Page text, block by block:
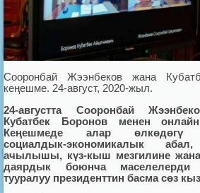
Сооронбай Жээнбеков жана
кеңешме. 24-август, 2020-жыл.
24-августта Сооронбай
Кубатбек Боронов менен
Кеңешмеде алар өлкөдөгү
социалдык-экономикалык
ачылышы, күз-кыш мезгилине
даярдык боюнча маселелерди
тууралуу президенттин басма сөз